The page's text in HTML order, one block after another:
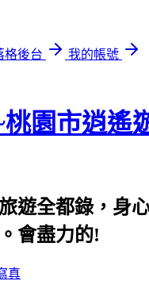
格後台
我的帳號
桃園市逍遙
遊全都錄，身
會盡力的!
真